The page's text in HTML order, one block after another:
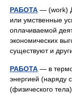
РАБОТА — (work)
или умственные
оплачиваемой
экономических
существуют и
РАБОТА — в
энергией (наряду
(физического